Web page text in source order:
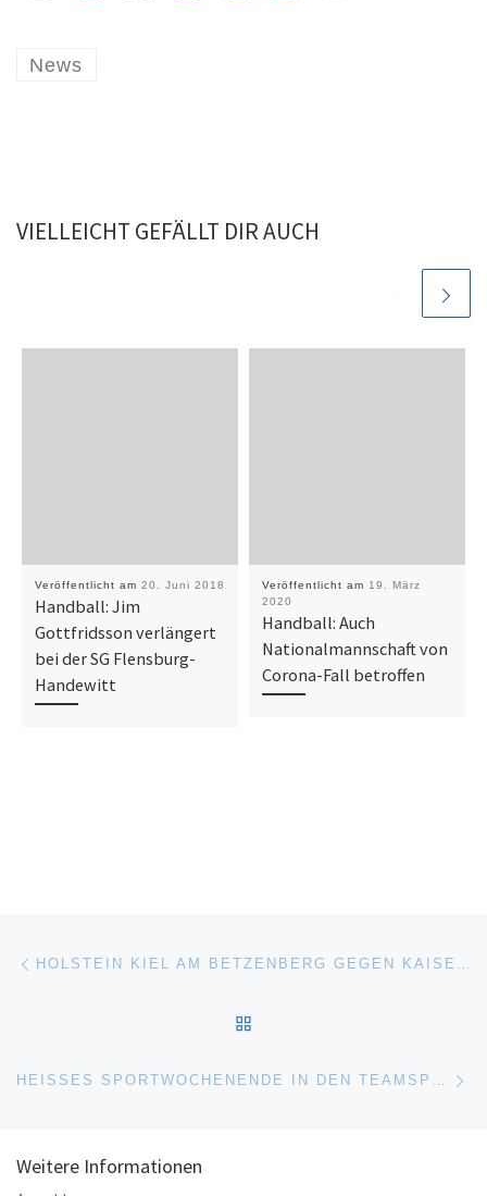
News
VIELLEICHT GEFÄLLT DIR AUCH
Veröffentlicht am 20. Juni 2018
Handball: Jim
Gottfridsson verlängert
bei der SG Flensburg-
Handewitt
Veröffentlicht am 19. März
2020
Handball: Auch
Nationalmannschaft von
Corona-Fall betroffen
Beitragsnavigation HOLSTEIN KIEL AM BETZENBERG GEGEN KAISERSLAUTERN
HEISSES SPORTWOCHENENDE IN DEN TEAMSPORTARTEN
Weitere Informationen